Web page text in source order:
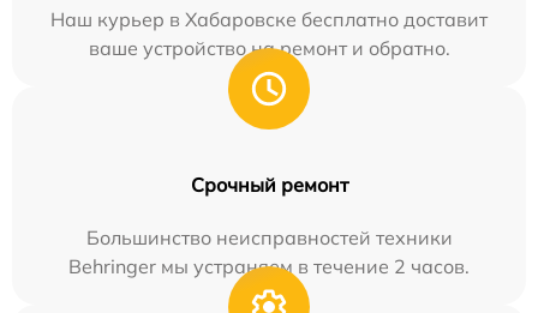
Наш курьер в Хабаровске бесплатно доставит
ваше устройство на ремонт и обратно.
Срочный ремонт
Большинство неисправностей техники
Behringer мы устраняем в течение 2 часов.